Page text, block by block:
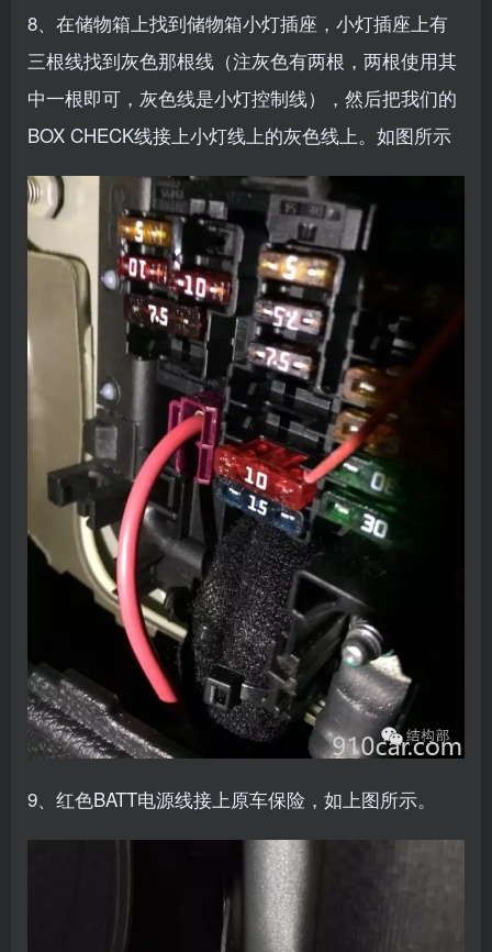
8、在储物箱上找到储物箱小灯插座，小灯插座上有
三根线找到灰色那根线（注灰色有两根，两根使用其
中一根即可，灰色线是小灯控制线），然后把我们的
BOX CHECK线接上小灯线上的灰色线上。如图所示
9、红色BATT电源线接上原车保险，如上图所示。